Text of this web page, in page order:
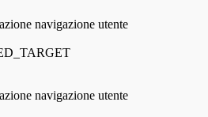
navigazione utente
navigazione utente